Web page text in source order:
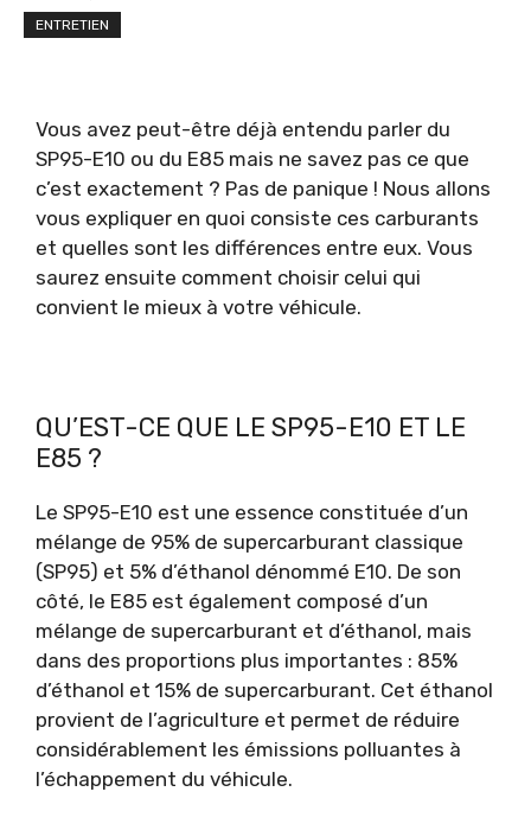
ENTRETIEN
Vous avez peut-être déjà entendu parler du
SP95-E10 ou du E85 mais ne savez pas ce que
c’est exactement ? Pas de panique ! Nous allons
vous expliquer en quoi consiste ces carburants
et quelles sont les différences entre eux. Vous
saurez ensuite comment choisir celui qui
convient le mieux à votre véhicule.
QU’EST-CE QUE LE SP95-E10 ET LE
E85 ?
Le SP95-E10 est une essence constituée d’un
mélange de 95% de supercarburant classique
(SP95) et 5% d’éthanol dénommé E10. De son
côté, le E85 est également composé d’un
mélange de supercarburant et d’éthanol, mais
dans des proportions plus importantes : 85%
d’éthanol et 15% de supercarburant. Cet éthanol
provient de l’agriculture et permet de réduire
considérablement les émissions polluantes à
l’échappement du véhicule.